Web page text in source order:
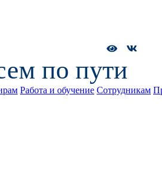
по пути
Работа и обучение Сотрудникам